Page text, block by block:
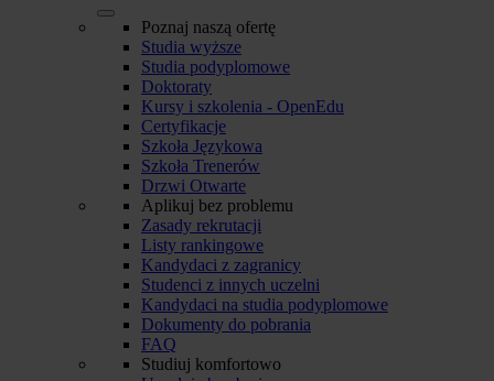
Poznaj naszą ofertę
Studia wyższe
Studia podyplomowe
Doktoraty
Kursy i szkolenia - OpenEdu
Certyfikacje
Szkoła Językowa
Szkoła Trenerów
Drzwi Otwarte
Aplikuj bez problemu
Zasady rekrutacji
Listy rankingowe
Kandydaci z zagranicy
Studenci z innych uczelni
Kandydaci na studia podyplomowe
Dokumenty do pobrania
FAQ
Studiuj komfortowo